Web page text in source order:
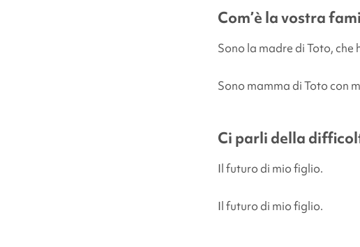
Com’è la vostra
Sono la madre di Toto, che
Sono mamma di Toto con
Ci parli della
Il futuro di mio figlio.
Il futuro di mio figlio.